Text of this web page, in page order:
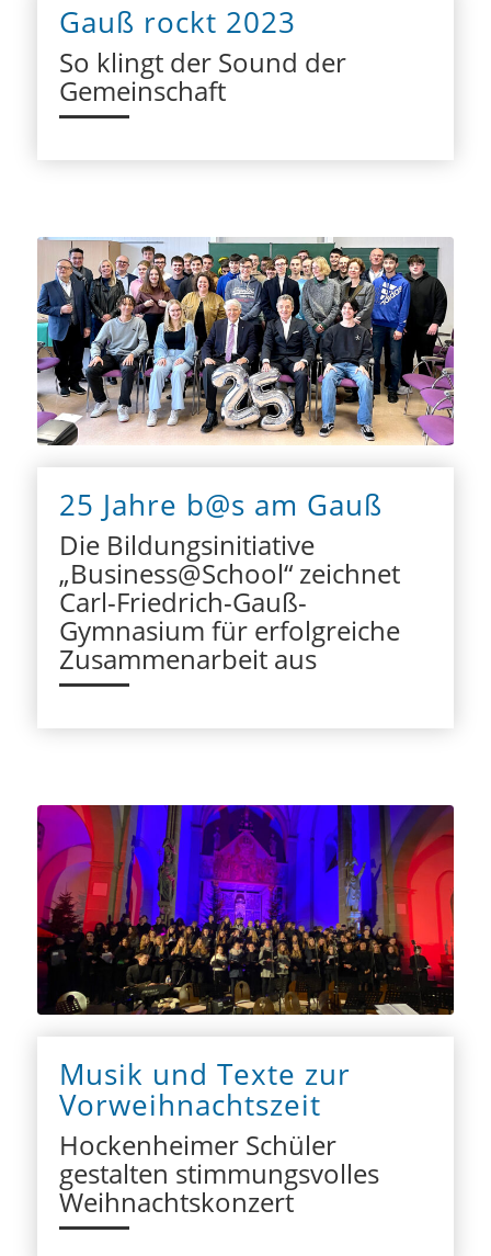
Gauß rockt 2023
So klingt der Sound der
Gemeinschaft
25 Jahre b@s am Gauß
Die Bildungsinitiative
„Business@School“ zeichnet
Carl-Friedrich-Gauß-
Gymnasium für erfolgreiche
Zusammenarbeit aus
Musik und Texte zur
Vorweihnachtszeit
Hockenheimer Schüler
gestalten stimmungsvolles
Weihnachtskonzert